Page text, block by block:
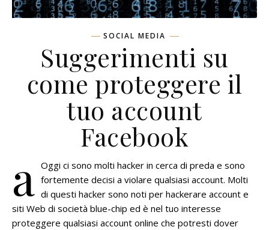
SOCIAL MEDIA
Suggerimenti su
come proteggere il
tuo account
Facebook
a Oggi ci sono molti hacker in cerca di preda e sono
fortemente decisi a violare qualsiasi account. Molti
di questi hacker sono noti per hackerare account e
siti Web di società blue-chip ed è nel tuo interesse
proteggere qualsiasi account online che potresti dover